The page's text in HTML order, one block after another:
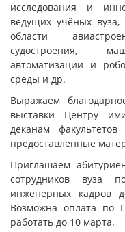
исследования и
ведущих учёных
области
судостроения,
автоматизации и
среды и др.
Выражаем
выставки Центру
деканам
предоставленные
Приглашаем
сотрудников вуза
инженерных кадров
Возможна оплата по
работать до 10 марта.